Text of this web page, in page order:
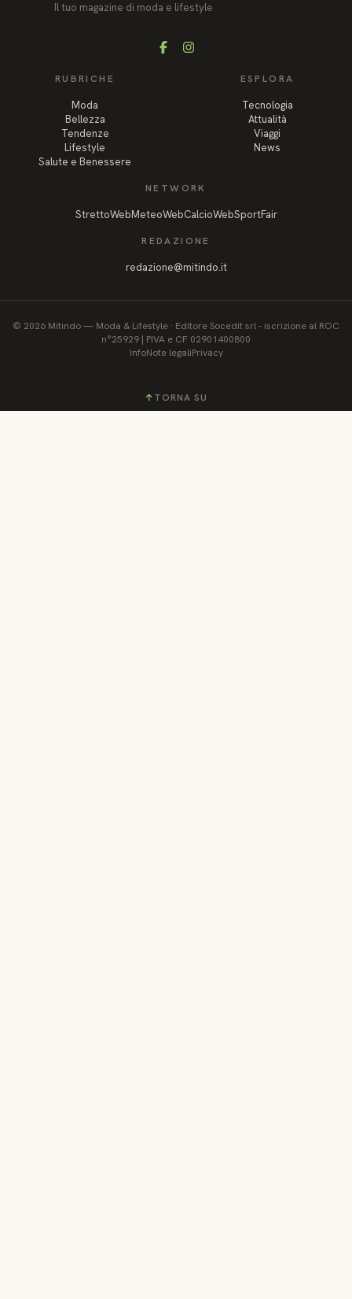
Il tuo magazine di moda e lifestyle
FacebookInstagram
RUBRICHE
Moda
Bellezza
Tendenze
Lifestyle
Salute e Benessere
ESPLORA
Tecnologia
Attualità
Viaggi
News
NETWORK
StrettoWebMeteoWebCalcioWebSportFair
REDAZIONE
redazione@mitindo.it
© 2026 Mitindo— Moda & Lifestyle · Editore Socedit srl - iscrizione al ROC
n°25929 | PIVA e CF 02901400800
InfoNote legaliPrivacy
↑TORNA SU